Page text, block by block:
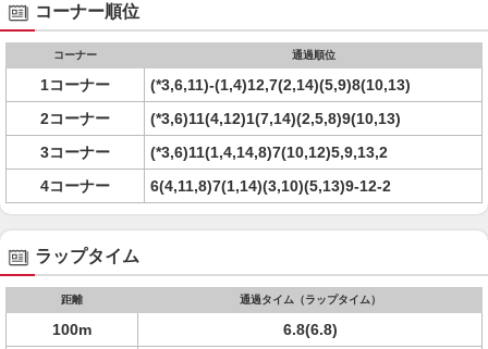
コーナー順位
コーナー 通過順位
1コーナー
(*3,6,11)-(1,4)12,7(2,14)(5,9)8(10,13)
2コーナー
(*3,6)11(4,12)1(7,14)(2,5,8)9(10,13)
3コーナー
(*3,6)11(1,4,14,8)7(10,12)5,9,13,2
4コーナー
6(4,11,8)7(1,14)(3,10)(5,13)9-12-2
ラップタイム
距離 通過タイム（ラップタイム）
100m
6.8(6.8)